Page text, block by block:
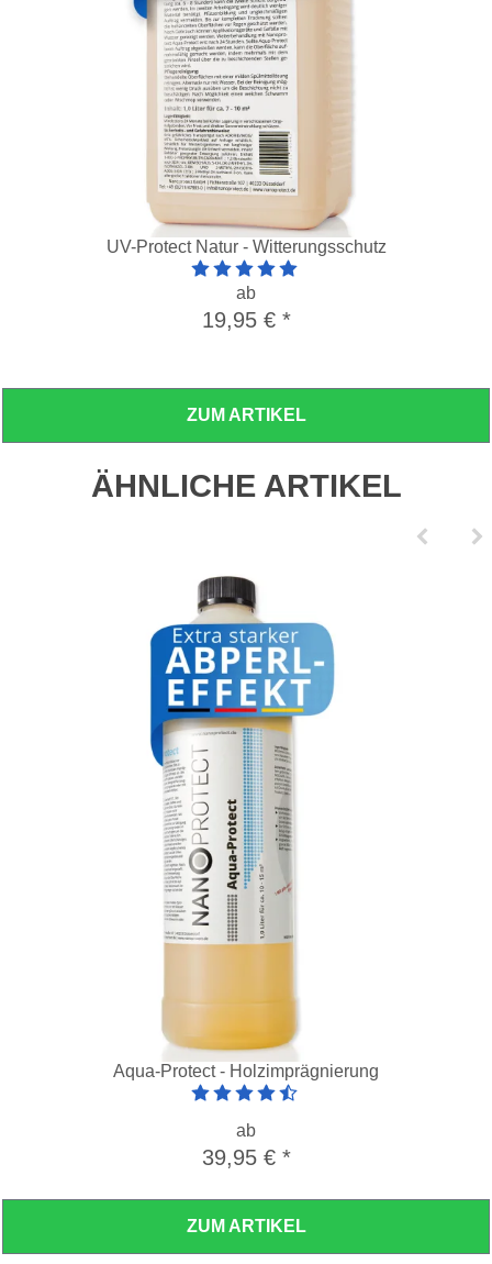
UV-Protect Natur - Witterungsschutz
Artikelbewertung: 5 von 5 Sterne
ab
19,95 € *
ZUM ARTIKEL
ÄHNLICHE ARTIKEL
Aqua-Protect - Holzimprägnierung
Artikelbewertung: 4.5 von 5 Sterne
ab
39,95 € *
ZUM ARTIKEL